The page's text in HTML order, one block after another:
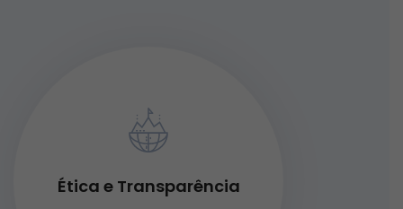
Ética e Transparência